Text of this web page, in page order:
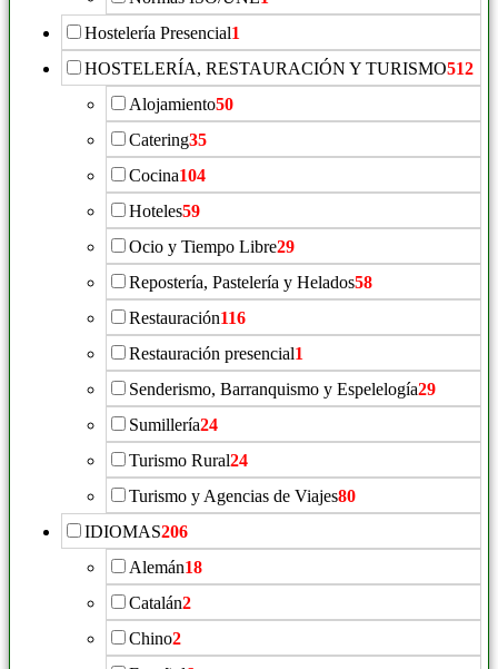
Hostelería Presencial1
HOSTELERÍA, RESTAURACIÓN Y TURISMO512
Alojamiento50
Catering35
Cocina104
Hoteles59
Ocio y Tiempo Libre29
Repostería, Pastelería y Helados58
Restauración116
Restauración presencial1
Senderismo, Barranquismo y Espelelogía29
Sumillería24
Turismo Rural24
Turismo y Agencias de Viajes80
IDIOMAS206
Alemán18
Catalán2
Chino2